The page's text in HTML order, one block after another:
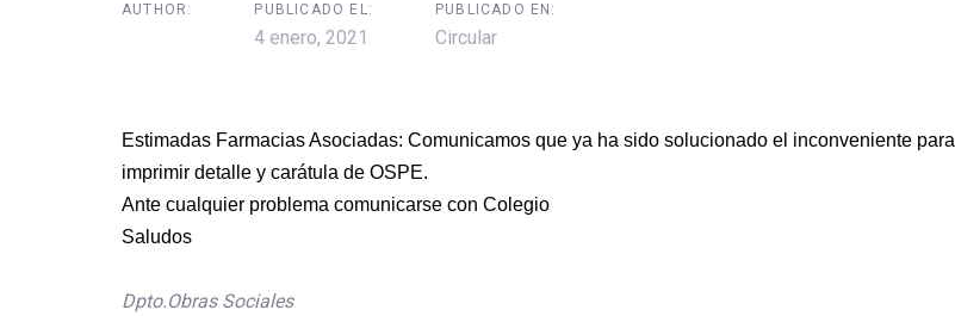
AUTHOR: PUBLICADO EL:
4 enero, 2021
PUBLICADO EN:
Circular
Estimadas Farmacias Asociadas: Comunicamos que ya ha sido solucionado el inconveniente para
imprimir detalle y carátula de OSPE.
Ante cualquier problema comunicarse con Colegio
Saludos
Dpto.Obras Sociales